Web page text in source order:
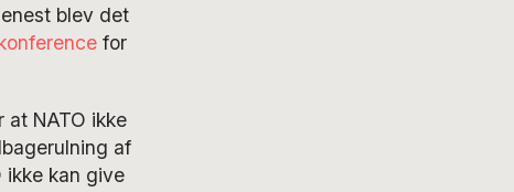
blev det
for
at NATO ikke
af
ikke kan give